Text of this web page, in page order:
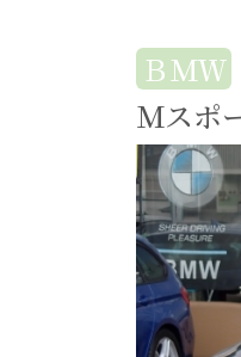
ＢＭＷ
Ｍスポ